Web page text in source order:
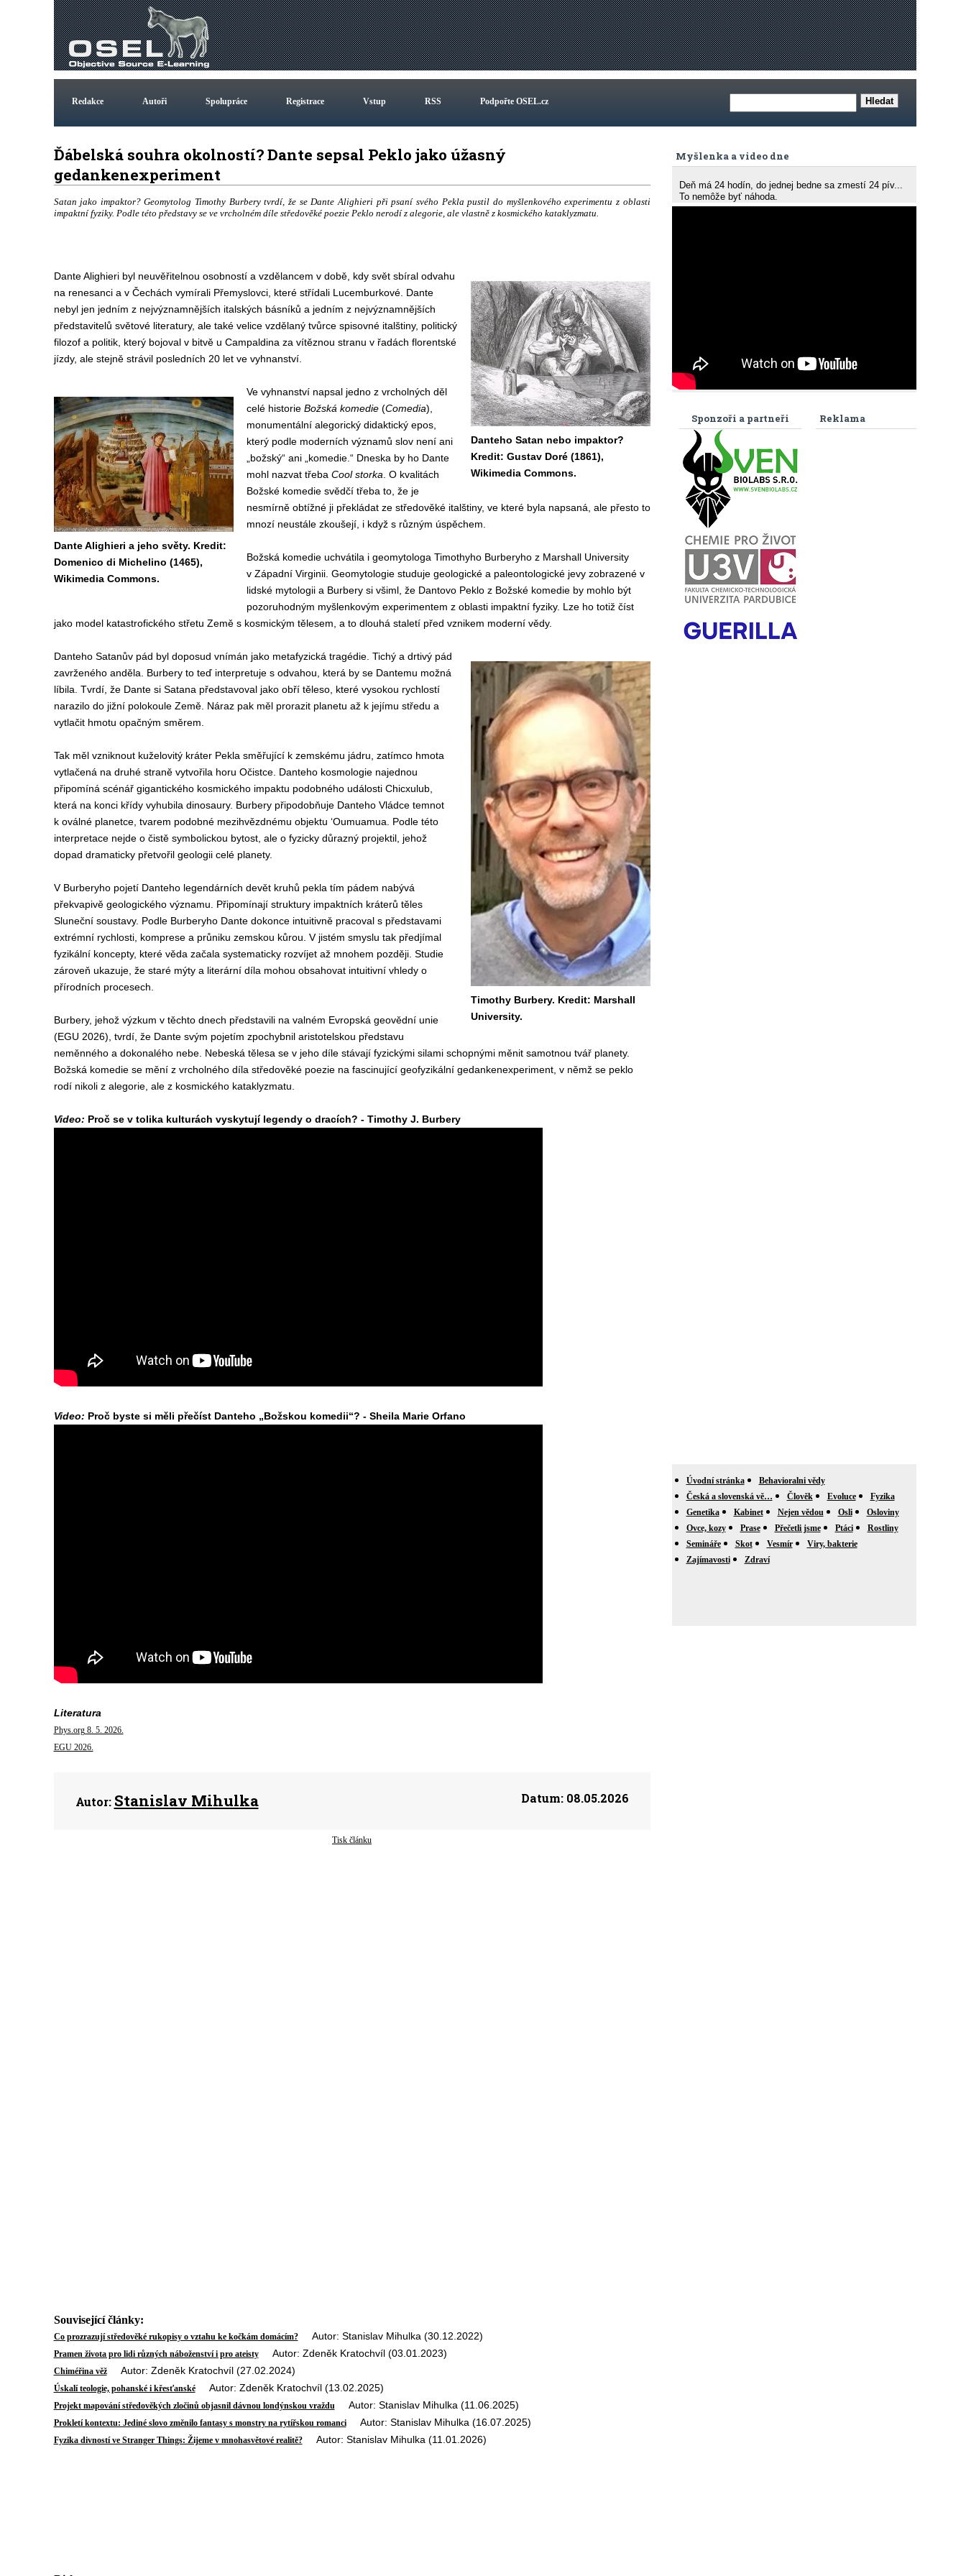
Redakce Autoři Spolupráce Registrace Vstup RSS Podpořte OSEL.cz
Ďábelská souhra okolností? Dante sepsal Peklo jako úžasný
gedankenexperiment
Satan jako impaktor? Geomytolog Timothy Burbery tvrdí, že se Dante Alighieri při psaní svého Pekla pustil do myšlenkového experimentu z oblasti
impaktní fyziky. Podle této představy se ve vrcholném díle středověké poezie Peklo nerodí z alegorie, ale vlastně z kosmického kataklyzmatu.
Danteho Satan nebo impaktor?
Kredit: Gustav Doré (1861),
Wikimedia Commons.
Dante Alighieri byl neuvěřitelnou osobností a vzdělancem v době, kdy svět sbíral odvahu
na renesanci a v Čechách vymírali Přemyslovci, které střídali Lucemburkové. Dante
nebyl jen jedním z nejvýznamnějších italských básníků a jedním z nejvýznamnějších
představitelů světové literatury, ale také velice vzdělaný tvůrce spisovné italštiny, politický
filozof a politik, který bojoval v bitvě u Campaldina za vítěznou stranu v řadách florentské
jízdy, ale stejně strávil posledních 20 let ve vyhnanství.
Dante Alighieri a jeho světy. Kredit:
Domenico di Michelino (1465),
Wikimedia Commons.
Ve vyhnanství napsal jedno z vrcholných děl
celé historie Božská komedie(Comedia),
monumentální alegorický didaktický epos,
který podle moderních významů slov není ani
„božský“ ani „komedie.“ Dneska by ho Dante
mohl nazvat třeba Cool storka . O kvalitách
Božské komedie svědčí třeba to, že je
nesmírně obtížné ji překládat ze středověké italštiny, ve které byla napsaná, ale přesto to
mnozí neustále zkoušejí, i když s různým úspěchem.
Božská komedie uchvátila i geomytologa Timothyho Burberyho z Marshall University
v Západní Virginii. Geomytologie studuje geologické a paleontologické jevy zobrazené v
lidské mytologii a Burbery si všiml, že Dantovo Peklo z Božské komedie by mohlo být
pozoruhodným myšlenkovým experimentem z oblasti impaktní fyziky. Lze ho totiž číst
jako model katastrofického střetu Země s kosmickým tělesem, a to dlouhá staletí před vznikem moderní vědy.
Timothy Burbery. Kredit: Marshall
University.
Danteho Satanův pád byl doposud vnímán jako metafyzická tragédie. Tichý a drtivý pád
zavrženého anděla. Burbery to teď interpretuje s odvahou, která by se Dantemu možná
líbila. Tvrdí, že Dante si Satana představoval jako obří těleso, které vysokou rychlostí
narazilo do jižní polokoule Země. Náraz pak měl prorazit planetu až k jejímu středu a
vytlačit hmotu opačným směrem.
Tak měl vzniknout kuželovitý kráter Pekla směřující k zemskému jádru, zatímco hmota
vytlačená na druhé straně vytvořila horu Očistce. Danteho kosmologie najednou
připomíná scénář gigantického kosmického impaktu podobného události Chicxulub,
která na konci křídy vyhubila dinosaury. Burbery připodobňuje Danteho Vládce temnot
k oválné planetce, tvarem podobné mezihvězdnému objektu ʻOumuamua. Podle této
interpretace nejde o čistě symbolickou bytost, ale o fyzicky důrazný projektil, jehož
dopad dramaticky přetvořil geologii celé planety.
V Burberyho pojetí Danteho legendárních devět kruhů pekla tím pádem nabývá
překvapivě geologického významu. Připomínají struktury impaktních kráterů těles
Sluneční soustavy. Podle Burberyho Dante dokonce intuitivně pracoval s představami
extrémní rychlosti, komprese a průniku zemskou kůrou. V jistém smyslu tak předjímal
fyzikální koncepty, které věda začala systematicky rozvíjet až mnohem později. Studie
zároveň ukazuje, že staré mýty a literární díla mohou obsahovat intuitivní vhledy o
přírodních procesech.
Burbery, jehož výzkum v těchto dnech představili na valném Evropská geovědní unie
(EGU 2026), tvrdí, že Dante svým pojetím zpochybnil aristotelskou představu
neměnného a dokonalého nebe. Nebeská tělesa se v jeho díle stávají fyzickými silami schopnými měnit samotnou tvář planety.
Božská komedie se mění z vrcholného díla středověké poezie na fascinující geofyzikální gedankenexperiment, v němž se peklo
rodí nikoli z alegorie, ale z kosmického kataklyzmatu.
Video: Proč se v tolika kulturách vyskytují legendy o dracích? - Timothy J. Burbery
Video: Proč byste si měli přečíst Danteho „Božskou komedii“? - Sheila Marie Orfano
Literatura
Phys.org 8. 5. 2026.
EGU 2026.
Autor: Stanislav Mihulka Datum:08.05.2026
Tisk článku
Související články:
Co prozrazují středověké rukopisy o vztahu ke kočkám domácím?Autor: Stanislav Mihulka (30.12.2022)
Pramen života pro lidi různých náboženství i pro ateistyAutor: Zdeněk Kratochvíl (03.01.2023)
Chiméřina věžAutor: Zdeněk Kratochvíl (27.02.2024)
Úskalí teologie, pohanské i křesťanskéAutor: Zdeněk Kratochvíl (13.02.2025)
Projekt mapování středověkých zločinů objasnil dávnou londýnskou vraždu Autor: Stanislav Mihulka (11.06.2025)
Prokletí kontextu: Jediné slovo změnilo fantasy s monstry na rytířskou romanciAutor: Stanislav Mihulka (16.07.2025)
Fyzika divností ve Stranger Things: Žijeme v mnohasvětové realitě?Autor: Stanislav Mihulka (11.01.2026)
Myšlenka a video dne
Deň má 24 hodín, do jednej bedne sa zmestí 24 pív...
To nemôže byť náhoda.
Reklama
Sponzoři a partneři
Úvodní stránka
Behavioralni vědy
Česká a slovenská vě…
Člověk Evoluce
Fyzika
Genetika
Kabinet Nejen vědou Osli
Osloviny
Ovce, kozy
Prase Přečetli jsme Ptáci
Rostliny
Semináře
Skot Vesmír
Viry, bakterie
Zajímavosti
Zdraví